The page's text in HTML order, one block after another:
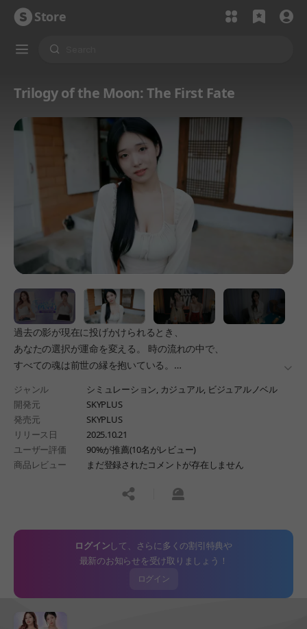
Store
Trilogy of the Moon: The First Fate
過去の影が現在に投げかけられるとき、
あなたの選択が運命を変える。 時の流れの中で、
すべての魂は前世の縁を抱いている。
解かれていない王室の秘密があなたを待っている。
더
ジャンル シミュレーション, カジュアル, ビジュアルノベル
開発元
SKYPLUS
発売元
SKYPLUS
リリース日
2025.10.21
ユーザー評価
90%が推薦(10名がレビュー)
商品レビュー
まだ登録されたコメントが存在しません
공유하기신고하기
ログインして、さらに多くの割引特典や
最新のお知らせを受け取りましょう！
ログイン